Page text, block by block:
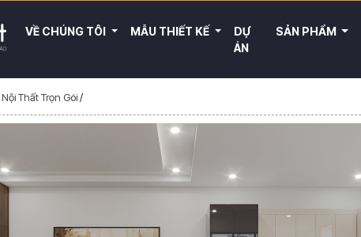
VỀ CHÚNG TÔI MẪU THIẾT KẾ
DỰ
ÁN
SẢN PHẨM
Nội Thất Trọn Gói/